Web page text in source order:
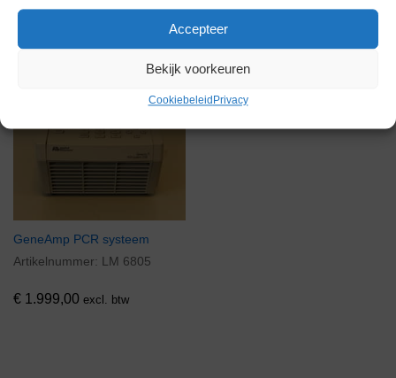
Accepteer
Bekijk voorkeuren
Cookiebeleid Privacy
GeneAmp PCR systeem
Artikelnummer: LM 6805
€ 1.999,00 excl. btw